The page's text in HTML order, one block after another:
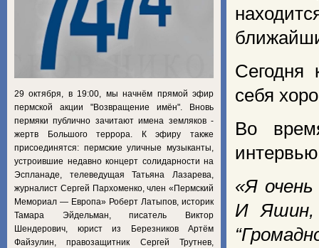
Сегодня
себя
Во
«Я
И Яшин,
29 октября, в 19:00, мы начнём прямой эфир
пермской акции "Возвращение имён". Вновь
пермяки публично зачитают имена земляков -
жертв Большого террора. К эфиру также
присоединятся: пермские уличные музыканты,
устроившие недавно концерт солидарности на
Эспланаде, телеведущая Татьяна Лазарева,
журналист Сергей Пархоменко, член «Пермский
Мемориал — Европа» Роберт Латыпов, историк
Тамара Эйдельман, писатель Виктор
Шендерович, юрист из Березников Артём
Файзулин, правозащитник Сергей Трутнев,